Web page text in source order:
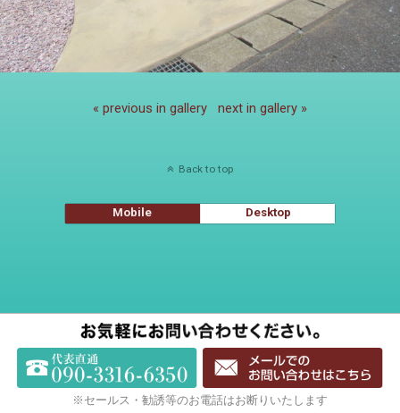
« previous in gallery next in gallery »
Back to top
Mobile Desktop
※セールス・勧誘等のお電話はお断りいたします